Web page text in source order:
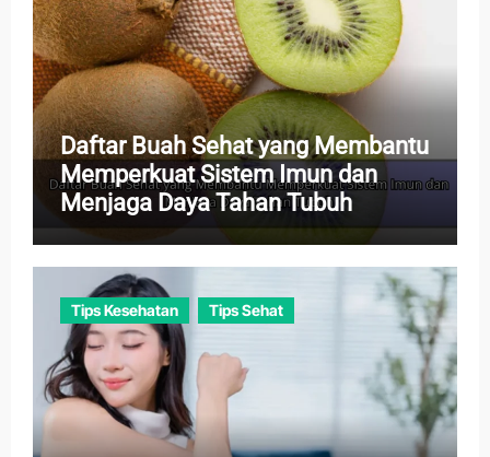
Daftar Buah Sehat yang Membantu
Memperkuat Sistem Imun dan
Menjaga Daya Tahan Tubuh
Tips Kesehatan Tips Sehat